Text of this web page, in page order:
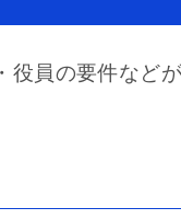
役員の要件など